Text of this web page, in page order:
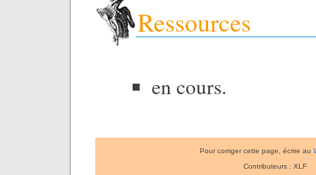
Ressources
en cours.
Pour corriger cette page, écrire au
Contributeurs : XLF